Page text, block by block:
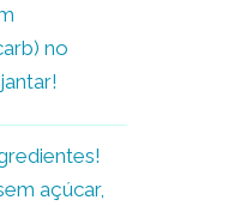
no
açúcar,